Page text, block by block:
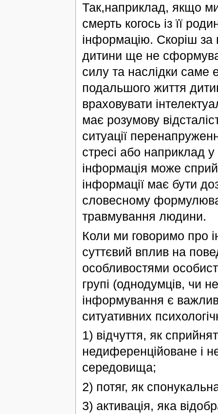
Так,наприклад, якщо
смерть когось із її
інформацію. Скоріш за
дитини ще не
силу та наслідки саме
подальшого життя
враховувати
має розумову
ситуації
стресі або наприклад
інформація може
інформації має бути
словесному
травмування людини.
Коли ми говоримо про
суттєвий вплив на
особливостями
групі (однодумців, чи
інформування є
ситуативних
1) відчуття, як
недиференційоване і
середовища;
2) потяг, як
3) активація, яка